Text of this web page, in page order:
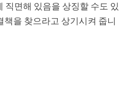
직면해 있음을 상징할 수도 있
을 찾으라고 상기시켜 줍니